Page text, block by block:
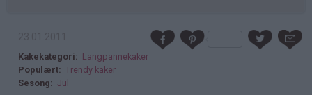
Kakekategori
Langpannekaker
Populært
Trendy kaker
Sesong
Jul